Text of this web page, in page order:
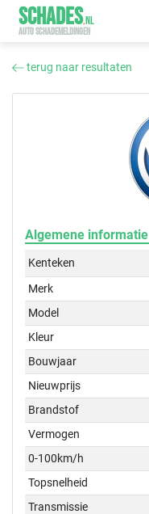
SCHADES.NL
AUTO SCHADEMELDINGEN
terug naar resultaten
Algemene informatie
Kenteken
Merk
Model
Kleur
Bouwjaar
Nieuwprijs
Brandstof
Vermogen
0-100km/h
Topsnelheid
Transmissie